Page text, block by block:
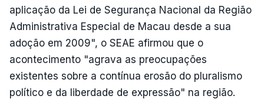
aplicação da Lei de Segurança Nacional da Região
Administrativa Especial de Macau desde a sua
adoção em 2009", o SEAE afirmou que o
acontecimento "agrava as preocupações
existentes sobre a contínua erosão do pluralismo
político e da liberdade de expressão" na região.